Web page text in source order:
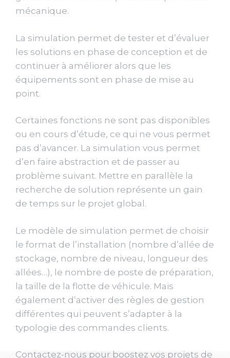
mécanique.
La simulation permet de tester et d’évaluer
les solutions en phase de conception et de
continuer à améliorer alors que les
équipements sont en phase de mise au
point.
Certaines fonctions ne sont pas disponibles
ou en cours d’étude, ce qui ne vous permet
pas d’avancer. La simulation vous permet
d’en faire abstraction et de passer au
problème suivant. Mettre en parallèle la
recherche de solution représente un gain
de temps sur le projet global.
Le modèle de simulation permet de choisir
le format de l’installation (nombre d’allée de
stockage, nombre de niveau, longueur des
allées…), le nombre de poste de préparation,
la taille de la flotte de véhicule. Mais
également d’activer des règles de gestion
différentes qui peuvent s’adapter à la
typologie des commandes clients.
Contactez-nous pour boostez vos projets de